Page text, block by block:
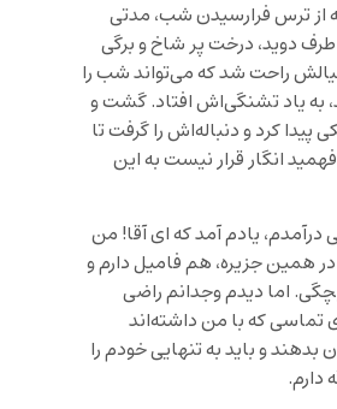
از ترس فرارسیدن شب، مدتی
دوید، درخت پر شاخ و برگی
راحت شد که می‌تواند شب را
به یاد تشنگی‌اش افتاد. گشت و
کرد و دنباله‌اش را گرفت تا
انگار قرار نیست به این
یادم آمد که ای آقا! من
در همین جزیره، هم فامیل دارم و
اما دیدم وجدانم راضی
تماسی که با من داشته‌اند
بدهند و باید به تنهایی خودم را
دارم.